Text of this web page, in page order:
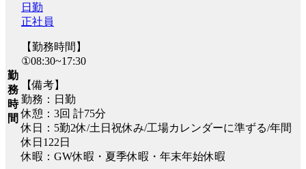
勤
務
時
間
日勤
正社員
【勤務時間】
①08:30~17:30
【備考】
勤務：日勤
休憩：3回 計75分
休日：5勤2休/土日祝休み/工場カレンダーに準ずる/年間
休日122日
休暇：GW休暇・夏季休暇・年末年始休暇